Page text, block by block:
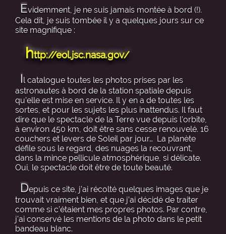
Evidemment, je ne suis jamais montée à bord (!).
Cela dit, je suis tombée il y a quelques jours sur ce
site magnifique :
http://eol.jsc.nasa.gov/
Il catalogue toutes les photos prises par les
astronautes à bord de la station spatiale depuis
qu’elle est mise en service. Il y en a de toutes les
sortes, et pour les sujets les plus inattendus. Il faut
dire que le spectacle de la Terre vue depuis l’orbite,
à environ 450 km, doit être sans cesse renouvelé. 16
couchers et levers de Soleil par jour… La planète
défile sous le regard, des nuages la recouvrant,
dans la mince pellicule atmosphérique, si délicate.
Oui, le spectacle doit être de toute beauté.
Depuis ce site, j’ai récolté quelques images que je
trouvait vraiment bien, et que j’ai décidé de traiter
comme si c’étaient mes propres photos. Par contre,
j’ai conservé les mentions de la photo dans le petit
bandeau blanc.